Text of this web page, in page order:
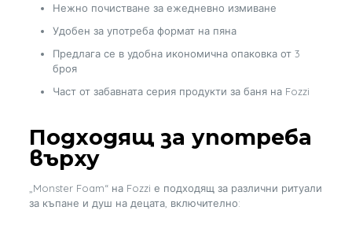
Нежно почистване за ежедневно измиване
Удобен за употреба формат на пяна
Предлага се в удобна икономична опаковка от 3
броя
Част от забавната серия продукти за баня на Fozzi
Подходящ за употреба
върху
„Monster Foam“ на Fozzi е подходящ за различни ритуали
за къпане и душ на децата, включително: